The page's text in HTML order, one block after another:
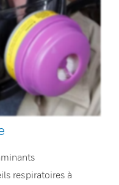
respiratoires à